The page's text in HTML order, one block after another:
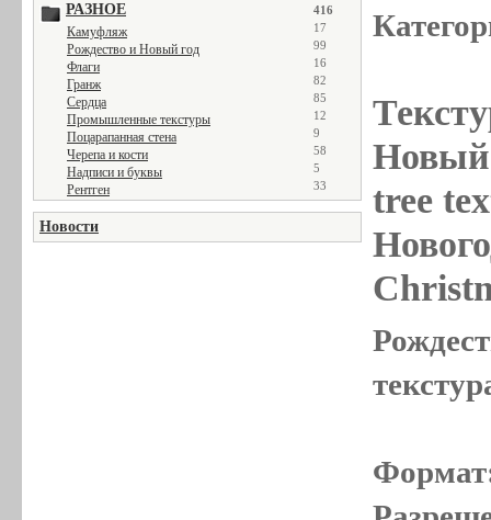
РАЗНОЕ 416
Камуфляж 17
Рождество и Новый год 99
Флаги 16
Гранж 82
Сердца 85
Промышленные текстуры 12
Поцарапанная стена 9
Черепа и кости 58
Надписи и буквы 5
Рентген 33
Новости
Новый
tree